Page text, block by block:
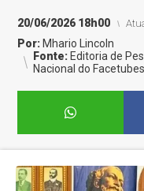
20/06/2026 18h00
Por: Mhario Lincoln
Fonte: Editoria de
Nacional do Facetubes